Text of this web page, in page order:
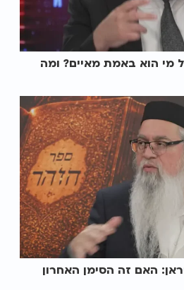
מי הוא באמת מאיים? ומה
האם זה הסימן האחרון